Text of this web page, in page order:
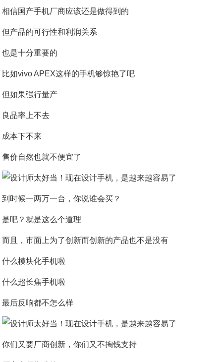
相信国产手机厂商应该还是做得到的
但产品的可行性和利润关系
也是十分重要的
比如vivo APEX这样的手机够惊艳了吧
但如果强行量产
良品率上不去
成本下不来
售价自然也就不便宜了
到时候一两万一台，你说谁会买？
是吧？就是这么个道理
而且，市面上为了创新而创新的产品也不是没有
什么模块化手机啦
什么超长焦手机啦
最后反响都不怎么样
你们又要厂商创新，你们又不掏钱支持